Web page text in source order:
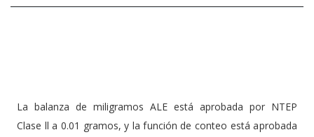
La balanza de miligramos ALE está aprobada por NTEP
Clase ll a 0.01 gramos, y la función de conteo está aprobada